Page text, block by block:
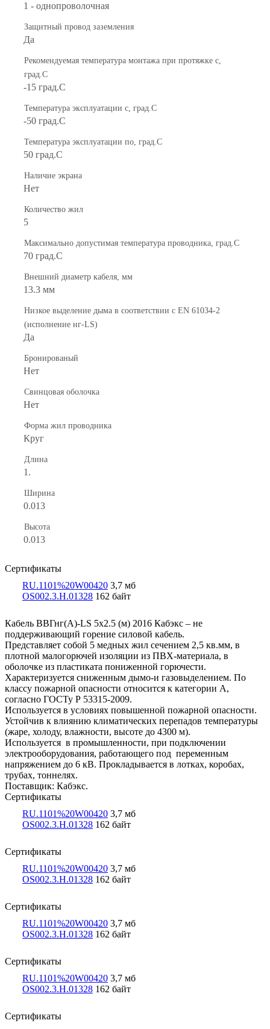
1 - однопроволочная
Защитный провод заземления
Да
Рекомендуемая температура монтажа при протяжке с,
град.C
-15 град.C
Температура эксплуатации с, град.C
-50 град.C
Температура эксплуатации по, град.C
50 град.C
Наличие экрана
Нет
Количество жил
5
Максимально допустимая температура проводника, град.C
70 град.C
Внешний диаметр кабеля, мм
13.3 мм
Низкое выделение дыма в соответствии с EN 61034-2
(исполнение нг-LS)
Да
Бронированый
Нет
Свинцовая оболочка
Нет
Форма жил проводника
Круг
Длина
1.
Ширина
0.013
Высота
0.013
Сертификаты
RU.1101%20W00420 3,7 мб
OS002.3.Н.01328 162 байт
Кабель ВВГнг(А)-LS 5х2.5 (м) 2016 Кабэкс – не
поддерживающий горение силовой кабель.
Представляет собой 5 медных жил сечением 2,5 кв.мм, в
плотной малогорючей изоляции из ПВХ-материала, в
оболочке из пластиката пониженной горючести.
Характеризуется сниженным дымо-и газовыделением. По
классу пожарной опасности относится к категории А,
согласно ГОСТу Р 53315-2009.
Используется в условиях повышенной пожарной опасности.
Устойчив к влиянию климатических перепадов температуры
(жаре, холоду, влажности, высоте до 4300 м).
Используется в промышленности, при подключении
электрооборудования, работающего под переменным
напряжением до 6 кВ. Прокладывается в лотках, коробах,
трубах, тоннелях.
Поставщик: Кабэкс.
Сертификаты
RU.1101%20W00420 3,7 мб
OS002.3.Н.01328 162 байт
Сертификаты
RU.1101%20W00420 3,7 мб
OS002.3.Н.01328 162 байт
Сертификаты
RU.1101%20W00420 3,7 мб
OS002.3.Н.01328 162 байт
Сертификаты
RU.1101%20W00420 3,7 мб
OS002.3.Н.01328 162 байт
Сертификаты